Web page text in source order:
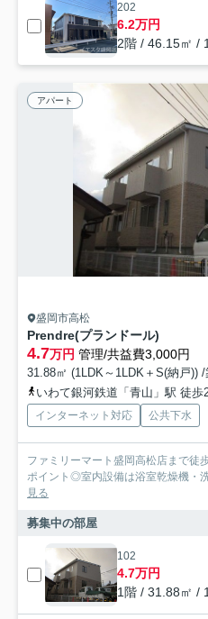
202
6.2万円
2階 / 46.15㎡ /
アパート
盛岡市高松
Prendre(プランドール)
4.7万円 管理/共益費3,000円
31.88㎡ (1LDK～1LDK＋S(納戸))
いわて銀河鉄道「青山」駅 徒歩
インターネット対応 公共下水
ファミリーマート盛岡高松店まで徒
ポイント◎室内設備は浴室乾燥機・
見る
募集中の部屋
102
4.7万円
1階 / 31.88㎡ /